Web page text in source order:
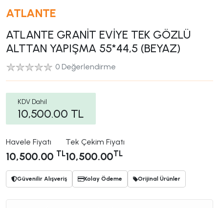
ATLANTE
ATLANTE GRANİT EVİYE TEK GÖZLÜ
ALTTAN YAPIŞMA 55*44,5 (BEYAZ)
0 Değerlendirme
KDV Dahil
10,500.00 TL
Havele Fiyatı
10,500.00 TL
Tek Çekim Fiyatı
10,500.00TL
Güvenilir Alışveriş Kolay Ödeme Orijinal Ürünler